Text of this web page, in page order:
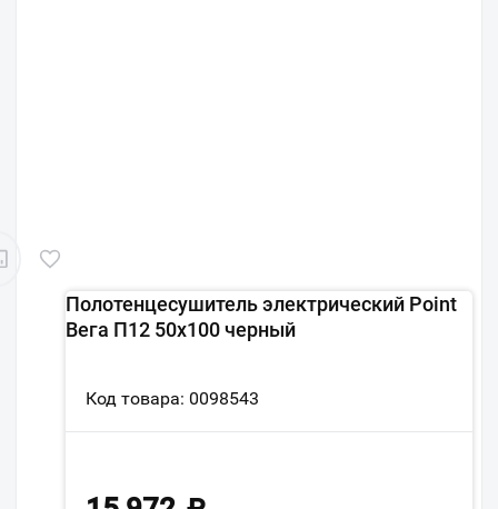
Полотенцесушитель электрический Point
Вега П12 50x100 черный
Код товара: 0098543